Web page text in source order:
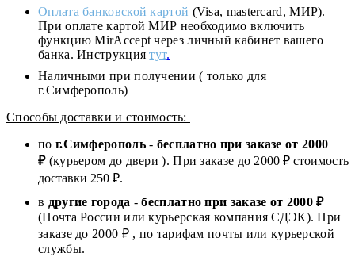
Оплата банковской картой (Visa, mastercard, МИР).
При оплате картой МИР необходимо включить
функцию MirAccept через личный кабинет вашего
банка. Инструкциятут.
Наличными при получении ( только для
г.Симферополь)
Способы доставки и стоимость:
по г.Симферополь- бесплатно при заказе от 2000
₽(курьером до двери ). При заказе до 2000 ₽ стоимость
доставки 250 ₽.
в другие города -бесплатно при заказе от 2000 ₽
(Почта России или курьерская компания СДЭК). При
заказе до 2000 ₽ , по тарифам почты или курьерской
службы.